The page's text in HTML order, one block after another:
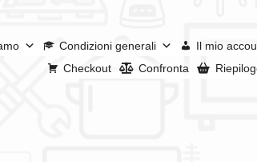
Condizioni generali Il mio
Checkout
Confronta